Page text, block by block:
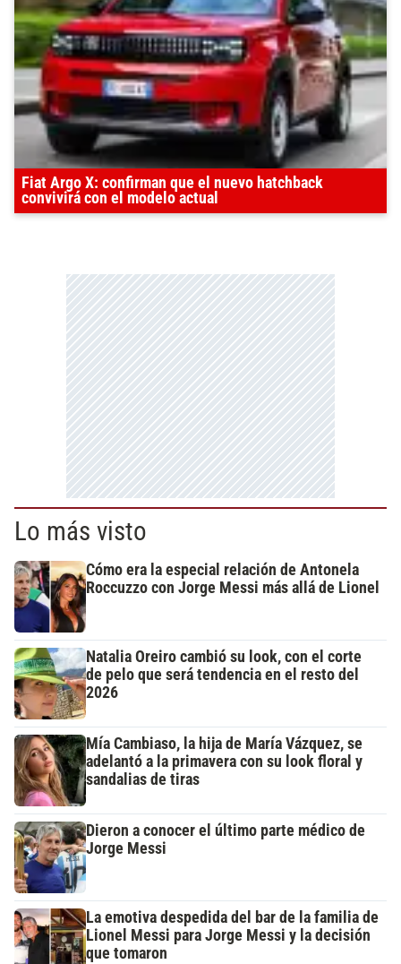
Fiat Argo X: confirman que el nuevo hatchback
convivirá con el modelo actual
Lo más visto
Cómo era la especial relación de Antonela
Roccuzzo con Jorge Messi más allá de Lionel
Natalia Oreiro cambió su look, con el corte
de pelo que será tendencia en el resto del
2026
Mía Cambiaso, la hija de María Vázquez, se
adelantó a la primavera con su look floral y
sandalias de tiras
Dieron a conocer el último parte médico de
Jorge Messi
La emotiva despedida del bar de la familia de
Lionel Messi para Jorge Messi y la decisión
que tomaron